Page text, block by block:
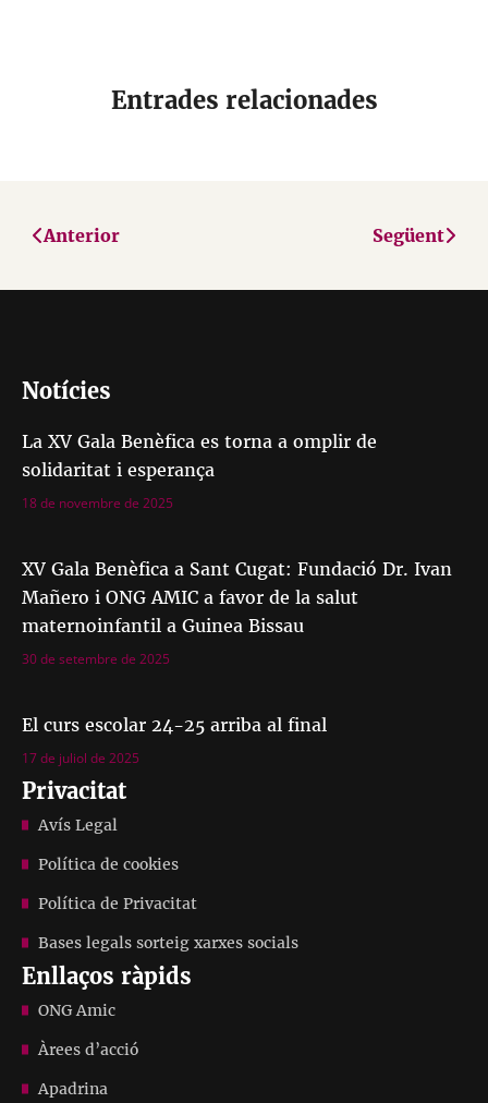
Entrades relacionades
Anterior Següent
Notícies
La XV Gala Benèfica es torna a omplir de
solidaritat i esperança
18 de novembre de 2025
XV Gala Benèfica a Sant Cugat: Fundació Dr. Ivan
Mañero i ONG AMIC a favor de la salut
maternoinfantil a Guinea Bissau
30 de setembre de 2025
El curs escolar 24-25 arriba al final
17 de juliol de 2025
Privacitat
Avís Legal
Política de cookies
Política de Privacitat
Bases legals sorteig xarxes socials
Enllaços ràpids
ONG Amic
Àrees d’acció
Apadrina